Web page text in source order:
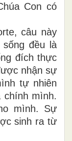
Con có
câu này
đều là
đích thực
nhận sự
tự nhiên
chính mình.
mình. Sự
sinh ra từ